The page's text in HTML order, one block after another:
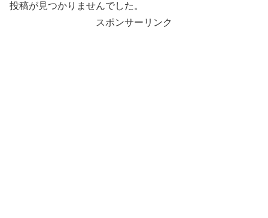
投稿が見つかりませんでした。
スポンサーリンク